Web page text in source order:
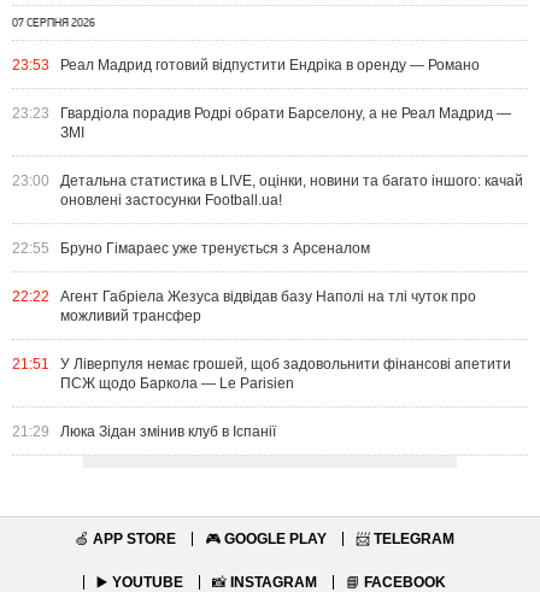
07 СЕРПНЯ 2026
23:53 Реал Мадрид готовий відпустити Ендріка в оренду — Романо
23:23
Гвардіола порадив Родрі обрати Барселону, а не Реал Мадрид —
ЗМІ
23:00
Детальна статистика в LIVE, оцінки, новини та багато іншого: качай
оновлені застосунки Football.ua!
22:55 Бруно Гімараес уже тренується з Арсеналом
22:22
Агент Габріела Жезуса відвідав базу Наполі на тлі чуток про
можливий трансфер
21:51
У Ліверпуля немає грошей, щоб задовольнити фінансові апетити
ПСЖ щодо Баркола — Le Parisien
21:29 Люка Зідан змінив клуб в Іспанії
🍏 APP STORE 🎮 GOOGLE PLAY 📨 TELEGRAM
▶️ YOUTUBE 📸 INSTAGRAM 📘 FACEBOOK